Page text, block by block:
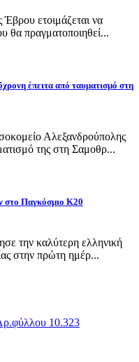
ετοιμάζεται να
θα πραγματοποιηθεί...
έπειτα από ταυματισμό στη
Αλεξανδρούπολης
της στη Σαμοθρ...
στο Παγκόσμιο Κ20
την καλύτερη ελληνική
στην πρώτη ημέρ...
10.323